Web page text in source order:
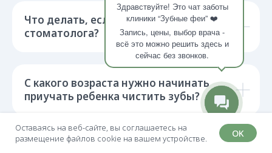
Здравствуйте! Это чат заботы
клиники “Зубные феи” ❤️
Запись, цены, выбор врача -
всё это можно решить здесь и
сейчас без звонков.
Что делать, если ребенок боится
стоматолога?
С какого возраста нужно начинать
приучать ребенка чистить зубы?
Оставаясь на веб-сайте, вы соглашаетесь на
размещение файлов cookie на вашем устройстве.
OK